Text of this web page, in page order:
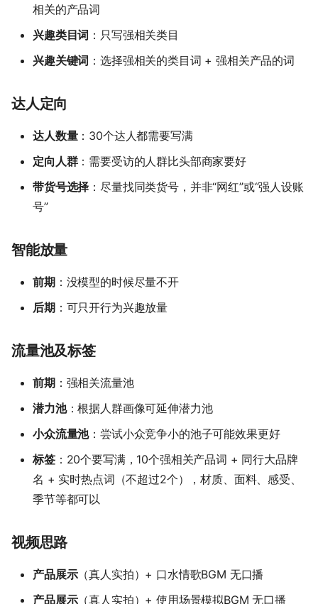
相关的产品词
兴趣类目词 ：只写强相关类目
兴趣关键词 ：选择强相关的类目词 + 强相关产品的词
达人定向
达人数量：30个达人都需要写满
定向人群：需要受访的人群比头部商家要好
带货号选择 ：尽量找同类货号，并非“网红”或“强人设账
号”
智能放量
前期：没模型的时候尽量不开
后期：可只开行为兴趣放量
流量池及标签
前期：强相关流量池
潜力池：根据人群画像可延伸潜力池
小众流量池：尝试小众竞争小的池子可能效果更好
标签：20个要写满，10个强相关产品词 + 同行大品牌
名 + 实时热点词（不超过2个），材质、面料、感受、
季节等都可以
视频思路
产品展示（真人实拍）+ 口水情歌BGM 无口播
产品展示（真人实拍）+ 使用场景模拟BGM 无口播